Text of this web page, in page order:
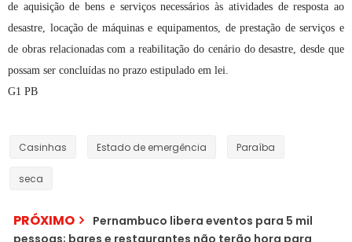
de aquisição de bens e serviços necessários às atividades de resposta ao
desastre, locação de máquinas e equipamentos, de prestação de serviços e
de obras relacionadas com a reabilitação do cenário do desastre, desde que
possam ser concluídas no prazo estipulado em lei.
G1 PB
Casinhas Estado de emergência Paraíba
seca
PRÓXIMO
Pernambuco libera eventos para 5 mil
pessoas; bares e restaurantes não terão hora para